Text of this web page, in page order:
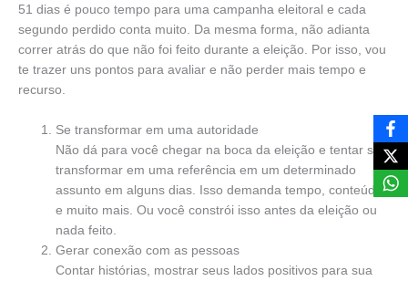
51 dias é pouco tempo para uma campanha eleitoral e cada
segundo perdido conta muito. Da mesma forma, não adianta
correr atrás do que não foi feito durante a eleição. Por isso, vou
te trazer uns pontos para avaliar e não perder mais tempo e
recurso.
Se transformar em uma autoridade
Não dá para você chegar na boca da eleição e tentar se
transformar em uma referência em um determinado
assunto em alguns dias. Isso demanda tempo, conteúdo
e muito mais. Ou você constrói isso antes da eleição ou
nada feito.
Gerar conexão com as pessoas
Contar histórias, mostrar seus lados positivos para sua